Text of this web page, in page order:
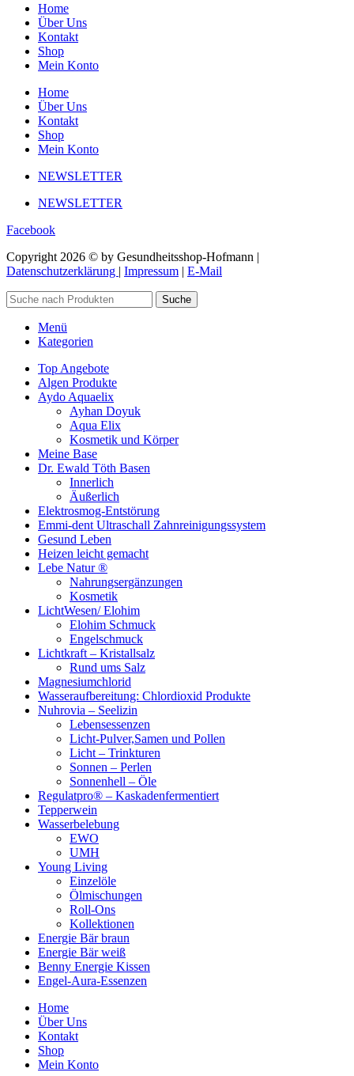
Home
Über Uns
Kontakt
Shop
Mein Konto
Home
Über Uns
Kontakt
Shop
Mein Konto
NEWSLETTER
NEWSLETTER
Facebook
Copyright 2026 © by Gesundheitsshop-Hofmann |
Datenschutzerklärung | Impressum | E-Mail
Suche
Menü
Kategorien
Top Angebote
Algen Produkte
Aydo Aquaelix
Ayhan Doyuk
Aqua Elix
Kosmetik und Körper
Meine Base
Dr. Ewald Töth Basen
Innerlich
Äußerlich
Elektrosmog-Entstörung
Emmi-dent Ultraschall Zahnreinigungssystem
Gesund Leben
Heizen leicht gemacht
Lebe Natur ®
Nahrungsergänzungen
Kosmetik
LichtWesen/ Elohim
Elohim Schmuck
Engelschmuck
Lichtkraft – Kristallsalz
Rund ums Salz
Magnesiumchlorid
Wasseraufbereitung: Chlordioxid Produkte
Nuhrovia – Seelizin
Lebensessenzen
Licht-Pulver,Samen und Pollen
Licht – Trinkturen
Sonnen – Perlen
Sonnenhell – Öle
Regulatpro® – Kaskadenfermentiert
Tepperwein
Wasserbelebung
EWO
UMH
Young Living
Einzelöle
Ölmischungen
Roll-Ons
Kollektionen
Energie Bär braun
Energie Bär weiß
Benny Energie Kissen
Engel-Aura-Essenzen
Home
Über Uns
Kontakt
Shop
Mein Konto